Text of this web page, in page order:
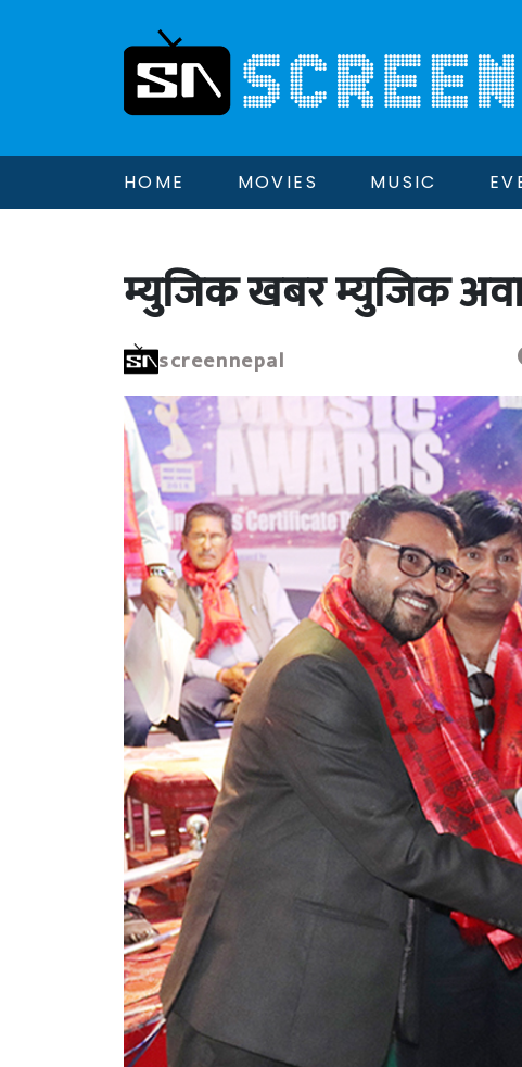
HOME MOVIES MUSIC
म्युजिक खबर म्युजिक
screennepal